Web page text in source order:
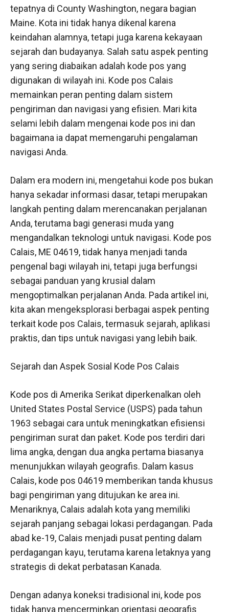
tepatnya di County Washington, negara bagian
Maine. Kota ini tidak hanya dikenal karena
keindahan alamnya, tetapi juga karena kekayaan
sejarah dan budayanya. Salah satu aspek penting
yang sering diabaikan adalah kode pos yang
digunakan di wilayah ini. Kode pos Calais
memainkan peran penting dalam sistem
pengiriman dan navigasi yang efisien. Mari kita
selami lebih dalam mengenai kode pos ini dan
bagaimana ia dapat memengaruhi pengalaman
navigasi Anda.
Dalam era modern ini, mengetahui kode pos bukan
hanya sekadar informasi dasar, tetapi merupakan
langkah penting dalam merencanakan perjalanan
Anda, terutama bagi generasi muda yang
mengandalkan teknologi untuk navigasi. Kode pos
Calais, ME 04619, tidak hanya menjadi tanda
pengenal bagi wilayah ini, tetapi juga berfungsi
sebagai panduan yang krusial dalam
mengoptimalkan perjalanan Anda. Pada artikel ini,
kita akan mengeksplorasi berbagai aspek penting
terkait kode pos Calais, termasuk sejarah, aplikasi
praktis, dan tips untuk navigasi yang lebih baik.
Sejarah dan Aspek Sosial Kode Pos Calais
Kode pos di Amerika Serikat diperkenalkan oleh
United States Postal Service (USPS) pada tahun
1963 sebagai cara untuk meningkatkan efisiensi
pengiriman surat dan paket. Kode pos terdiri dari
lima angka, dengan dua angka pertama biasanya
menunjukkan wilayah geografis. Dalam kasus
Calais, kode pos 04619 memberikan tanda khusus
bagi pengiriman yang ditujukan ke area ini.
Menariknya, Calais adalah kota yang memiliki
sejarah panjang sebagai lokasi perdagangan. Pada
abad ke-19, Calais menjadi pusat penting dalam
perdagangan kayu, terutama karena letaknya yang
strategis di dekat perbatasan Kanada.
Dengan adanya koneksi tradisional ini, kode pos
tidak hanya mencerminkan orientasi geografis